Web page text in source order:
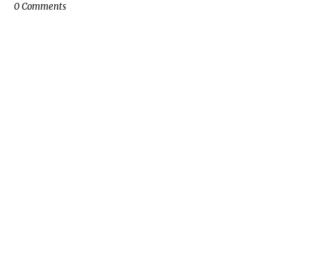
0 Comments